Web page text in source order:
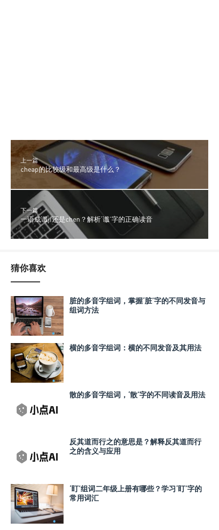
上一篇
cheap的比较级和最高级是什么？
下一篇
一语成谶ji还是chen？解析‘谶’字的正确读音
猜你喜欢
脏的多音字组词，掌握‘脏’字的不同发音与
组词方法
横的多音字组词：横的不同发音及其用法
散的多音字组词，‘散’字的不同读音及用法
反其道而行之的意思是？解释反其道而行
之的含义与应用
‘盯’组词二年级上册有哪些？学习‘盯’字的
常用词汇